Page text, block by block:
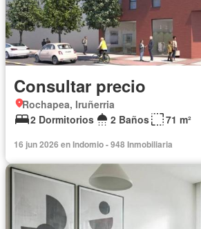
Consultar precio
Rochapea, Iruñerria
2 Dormitorios
2 Baños 71 m²
16 jun 2026 en Indomio - 948 Inmobiliaria